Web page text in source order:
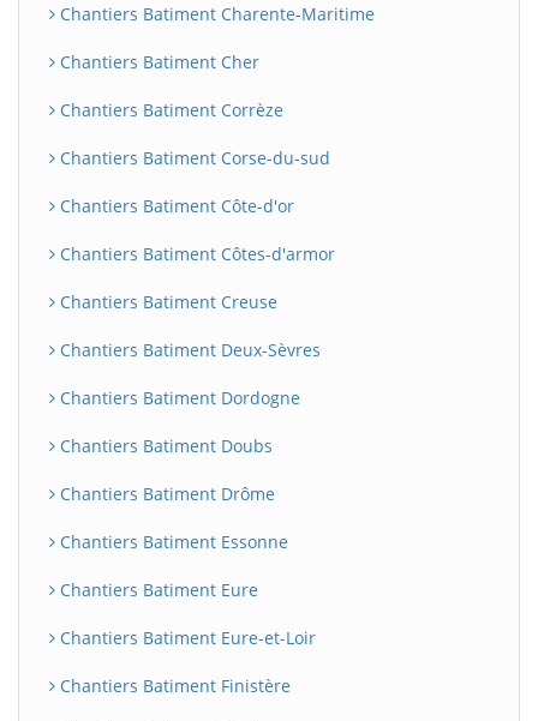
Chantiers Batiment Charente-Maritime
Chantiers Batiment Cher
Chantiers Batiment Corrèze
Chantiers Batiment Corse-du-sud
Chantiers Batiment Côte-d'or
Chantiers Batiment Côtes-d'armor
Chantiers Batiment Creuse
Chantiers Batiment Deux-Sèvres
Chantiers Batiment Dordogne
Chantiers Batiment Doubs
Chantiers Batiment Drôme
Chantiers Batiment Essonne
Chantiers Batiment Eure
Chantiers Batiment Eure-et-Loir
Chantiers Batiment Finistère